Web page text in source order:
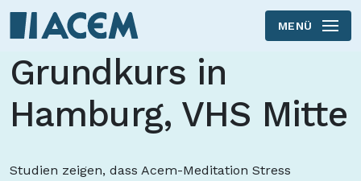
Skip to main content
MENÜ
Grundkurs in
Hamburg, VHS Mitte
Studien zeigen, dass Acem-Meditation Stress